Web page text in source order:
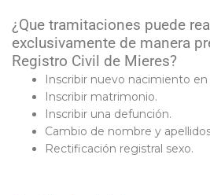
¿Que tramitaciones puede
exclusivamente de manera
Registro Civil de Mieres?
Inscribir nuevo nacimiento en
Inscribir matrimonio.
Inscribir una defunción.
Cambio de nombre y
Rectificación registral sexo.